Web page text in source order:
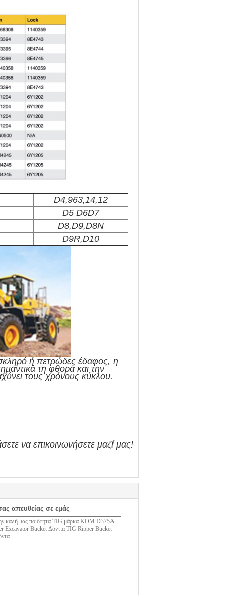
D4,963,14,12
D5 D6D7
D8,D9,D8N
D9R,D10
ή πετρώδες έδαφος, η
τη φθορά και την
τους χρόνους κύκλου.
να επικοινωνήσετε μαζί μας!
απευθείας σε εμάς